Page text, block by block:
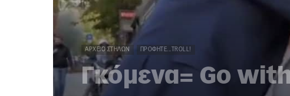
ΑΡΧΕΊΟ ΣΤΗΛΏΝ ΠΡΟΦΗΤΕ...TROLL!
Γκόμενα= Go